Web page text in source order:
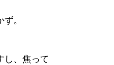
。
し、焦って